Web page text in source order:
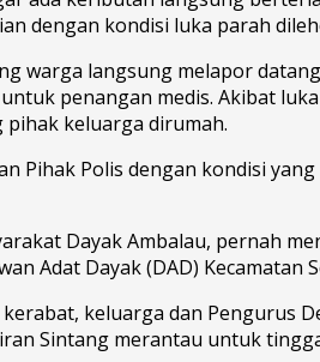
dengan kondisi luka parah
warga langsung melapor
penangan medis. Akibat
pihak keluarga dirumah.
Pihak Polis dengan kondisi
Dayak Ambalau, pernah
Adat Dayak (DAD) Kecamatan
keluarga dan Pengurus
Sintang merantau untuk